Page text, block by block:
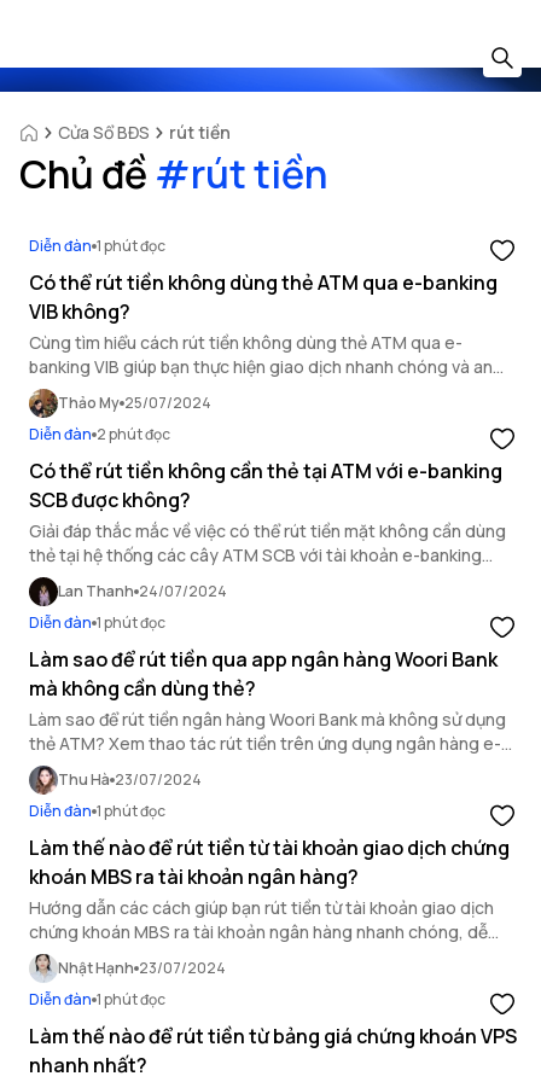
Cửa Sổ BĐS rút tiền
Chủ đề #rút tiền
Diễn đàn 1 phút đọc
Có thể rút tiền không dùng thẻ ATM qua e-banking
VIB không?
Cùng tìm hiểu cách rút tiền không dùng thẻ ATM qua e-
banking VIB giúp bạn thực hiện giao dịch nhanh chóng và an
toàn.
Thảo My 25/07/2024
Diễn đàn 2 phút đọc
Có thể rút tiền không cần thẻ tại ATM với e-banking
SCB được không?
Giải đáp thắc mắc về việc có thể rút tiền mặt không cần dùng
thẻ tại hệ thống các cây ATM SCB với tài khoản e-banking
SCB, giúp bạn linh hoạt và chủ động hơn.
Lan Thanh 24/07/2024
Diễn đàn 1 phút đọc
Làm sao để rút tiền qua app ngân hàng Woori Bank
mà không cần dùng thẻ?
Làm sao để rút tiền ngân hàng Woori Bank mà không sử dụng
thẻ ATM? Xem thao tác rút tiền trên ứng dụng ngân hàng e-
banking Woori Won Vietnam dưới đây.
Thu Hà 23/07/2024
Diễn đàn 1 phút đọc
Làm thế nào để rút tiền từ tài khoản giao dịch chứng
khoán MBS ra tài khoản ngân hàng?
Hướng dẫn các cách giúp bạn rút tiền từ tài khoản giao dịch
chứng khoán MBS ra tài khoản ngân hàng nhanh chóng, dễ
dàng nhất.
Nhật Hạnh 23/07/2024
Diễn đàn 1 phút đọc
Làm thế nào để rút tiền từ bảng giá chứng khoán VPS
nhanh nhất?